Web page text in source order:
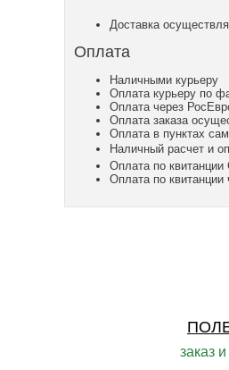
Доставка
Оплата
Наличными курьеру
Оплата курьеру по
Оплата через
Оплата заказа
Оплата в пунктах
Наличный расчет и
Оплата по квитанции
Оплата по
заказ